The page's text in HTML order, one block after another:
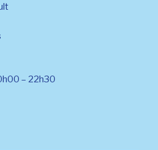
– 22h30